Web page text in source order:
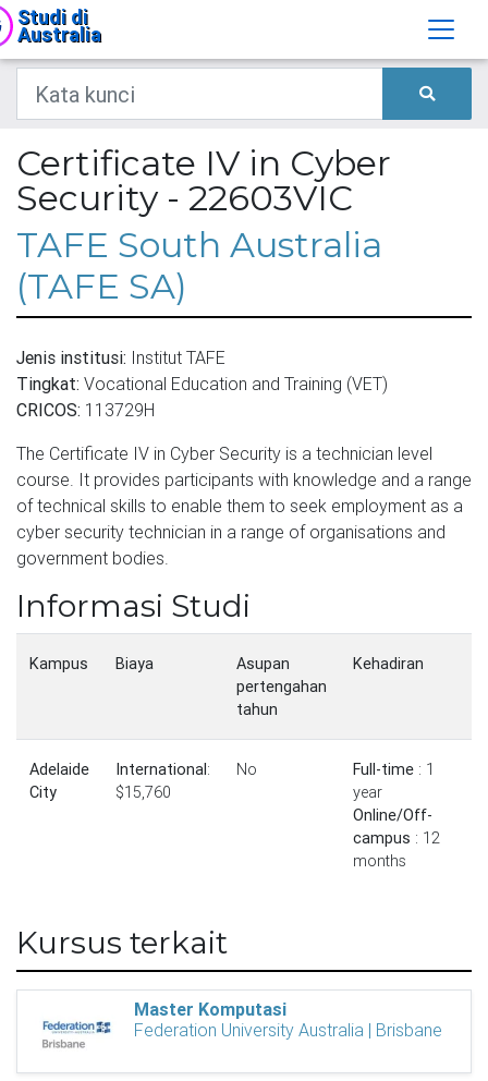
Studi di
Australia
Certificate IV in Cyber
Security - 22603VIC
TAFE South Australia
(TAFE SA)
Jenis institusi: Institut TAFE
Tingkat: Vocational Education and Training (VET)
CRICOS: 113729H
The Certificate IV in Cyber Security is a technician level
course. It provides participants with knowledge and a range
of technical skills to enable them to seek employment as a
cyber security technician in a range of organisations and
government bodies.
Informasi Studi
Kampus Biaya
Asupan
pertengahan
tahun
Kehadiran
Adelaide
City
International:
$15,760
No Full-time : 1
year
Online/Off-
campus : 12
months
Kursus terkait
Master Komputasi
Federation University Australia | Brisbane